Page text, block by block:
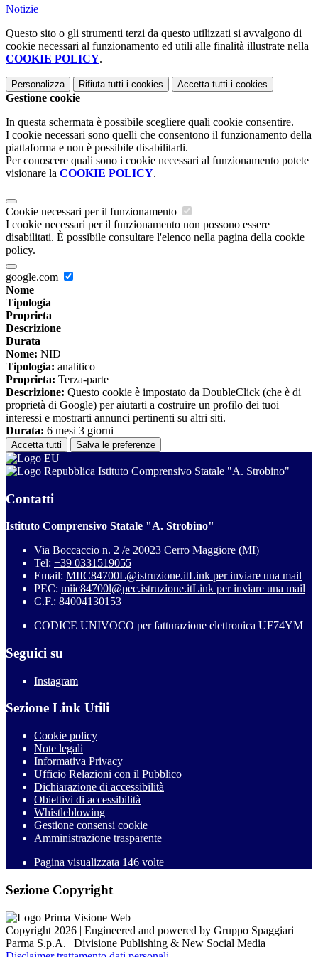
Notizie
Questo sito o gli strumenti terzi da questo utilizzati si avvalgono di
cookie necessari al funzionamento ed utili alle finalità illustrate nella
COOKIE POLICY.
Personalizza Rifiuta tutti i cookies Accetta tutti i cookies
Gestione cookie
In questa schermata è possibile scegliere quali cookie consentire.
I cookie necessari sono quelli che consentono il funzionamento della
piattaforma e non è possibile disabilitarli.
Per conoscere quali sono i cookie necessari al funzionamento potete
visionare la COOKIE POLICY.
Cookie necessari per il funzionamento
I cookie necessari per il funzionamento non possono essere
disabilitati. È possibile consultare l'elenco nella pagina della cookie
policy.
google.com
Nome
Tipologia
Proprieta
Descrizione
Durata
Nome: NID
Tipologia: analitico
Proprieta: Terza-parte
Descrizione: Questo cookie è impostato da DoubleClick (che è di
proprietà di Google) per aiutarti a costruire un profilo dei tuoi
interessi e mostrarti annunci pertinenti su altri siti.
Durata: 6 mesi 3 giorni
Accetta tutti Salva le preferenze
Istituto Comprensivo Statale "A. Strobino"
Contatti
Istituto Comprensivo Statale "A. Strobino"
Via Boccaccio n. 2 /e 20023 Cerro Maggiore (MI)
Tel: +39 0331519055
Email: MIIC84700L@istruzione.itLink per inviare una mail
PEC: miic84700l@pec.istruzione.itLink per inviare una mail
C.F.: 84004130153
CODICE UNIVOCO per fatturazione elettronica UF74YM
Seguici su
Instagram
Sezione Link Utili
Cookie policy
Note legali
Informativa Privacy
Ufficio Relazioni con il Pubblico
Dichiarazione di accessibilità
Obiettivi di accessibilità
Whistleblowing
Gestione consensi cookie
Amministrazione trasparente
Pagina visualizzata 146 volte
Sezione Copyright
Copyright 2026 | Engineered and powered by Gruppo Spaggiari
Parma S.p.A. | Divisione Publishing & New Social Media